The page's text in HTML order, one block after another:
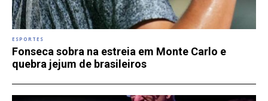
ESPORTES
Fonseca sobra na estreia em Monte Carlo e
quebra jejum de brasileiros